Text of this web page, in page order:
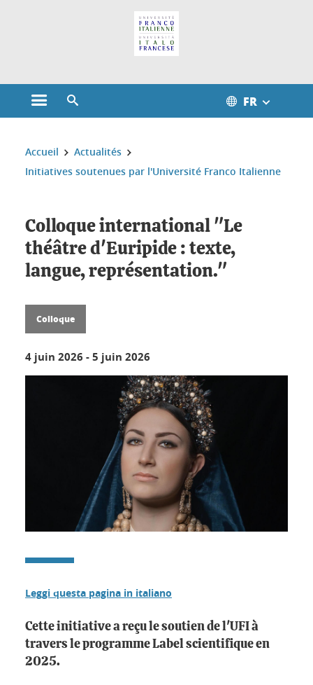
Ouvrir le menu principal FR
Vous êtes ici :
Accueil
Actualités
Initiatives soutenues par l'Université Franco Italienne
Colloque international "Le
théâtre d'Euripide : texte,
langue, représentation."
Colloque
4 juin 2026 -5 juin 2026
Leggi questa pagina in italiano
Cette initiative a reçu le soutien de l'UFI à
travers le programme Label scientifique en
2025.